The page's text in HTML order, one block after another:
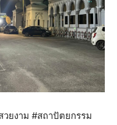
ยงาม #สถาปัตยกรรม